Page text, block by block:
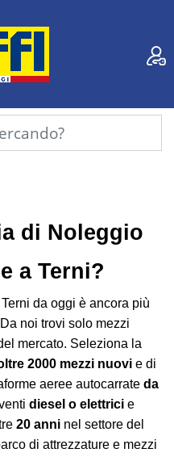
di Noleggio
a Terni?
da oggi è ancora più
noi trovi solo mezzi
mercato. Seleziona la
2000 mezzi nuovi e di
aeree autocarrate da
diesel o elettrici e
20 anni nel settore del
di attrezzature e mezzi